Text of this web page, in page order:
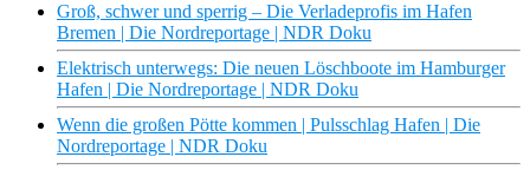
Groß, schwer und sperrig – Die Verladeprofis im Hafen
Bremen | Die Nordreportage | NDR Doku
Elektrisch unterwegs: Die neuen Löschboote im Hamburger
Hafen | Die Nordreportage | NDR Doku
Wenn die großen Pötte kommen | Pulsschlag Hafen | Die
Nordreportage | NDR Doku